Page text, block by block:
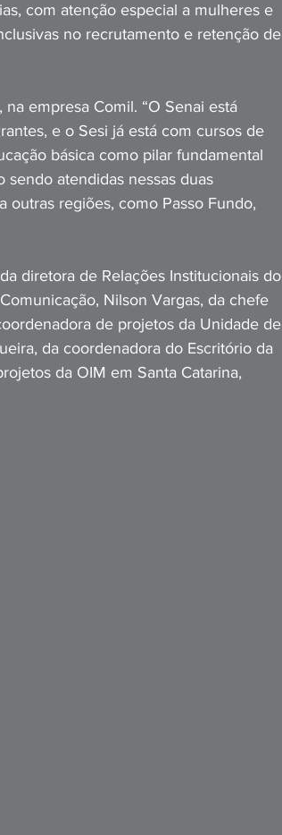
com atenção especial a mulheres e
no recrutamento e retenção de
empresa Comil. “O Senai está
e o Sesi já está com cursos de
básica como pilar fundamental
sendo atendidas nessas duas
outras regiões, como Passo Fundo,
diretora de Relações Institucionais do
Nilson Vargas, da chefe
de projetos da Unidade de
da coordenadora do Escritório da
da OIM em Santa Catarina,